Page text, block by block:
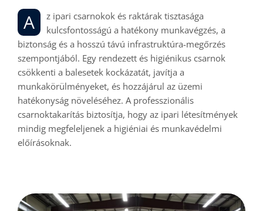
Az ipari csarnokok és raktárak tisztasága
kulcsfontosságú a hatékony munkavégzés, a
biztonság és a hosszú távú infrastruktúra-megőrzés
szempontjából. Egy rendezett és higiénikus csarnok
csökkenti a balesetek kockázatát, javítja a
munkakörülményeket, és hozzájárul az üzemi
hatékonyság növeléséhez. A professzionális
csarnoktakarítás biztosítja, hogy az ipari létesítmények
mindig megfeleljenek a higiéniai és munkavédelmi
előírásoknak.